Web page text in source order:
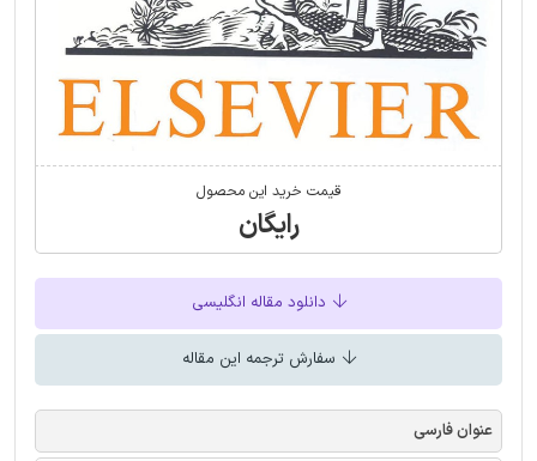
قیمت خرید این محصول
رایگان
دانلود مقاله انگلیسی
سفارش ترجمه این مقاله
عنوان فارسی